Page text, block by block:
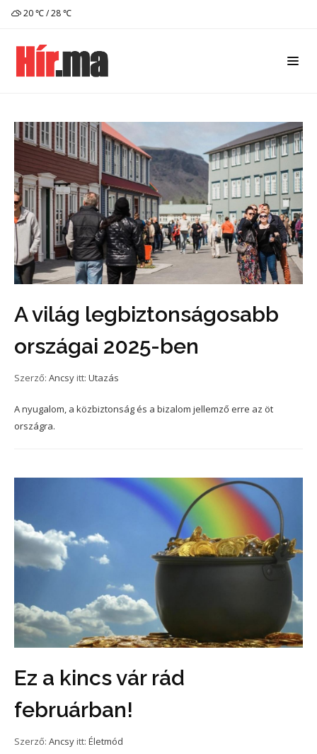
20 ℃ / 28 ℃
A világ legbiztonságosabb
országai 2025-ben
Szerző: Ancsy itt: Utazás
A nyugalom, a közbiztonság és a bizalom jellemző erre az öt
országra.
Ez a kincs vár rád
februárban!
Szerző: Ancsy itt: Életmód